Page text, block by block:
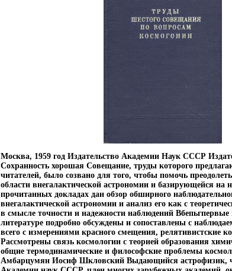
Москва, 1959 год Издательство Академии Наук СССР
Сохранность хорошая Совещание, труды которого
читателей, было созвано для того, чтобы помочь
области внегалактической астрономии и базирующейся на
прочитанных докладах дан обзор обширного
внегалактической астрономии и анализ его как с
в смысле точности и надежности наблюдений Вбепьгпервые
литературе подробно обсуждены и сопоставлены с
всего с измерениями красного смещения, релятивистские
Рассмотрены связь космологии с теорией образования
общие термодинамические и философские проблемы
Амбарцумян Иосиф Шкловский Выдающийся астрофизик,